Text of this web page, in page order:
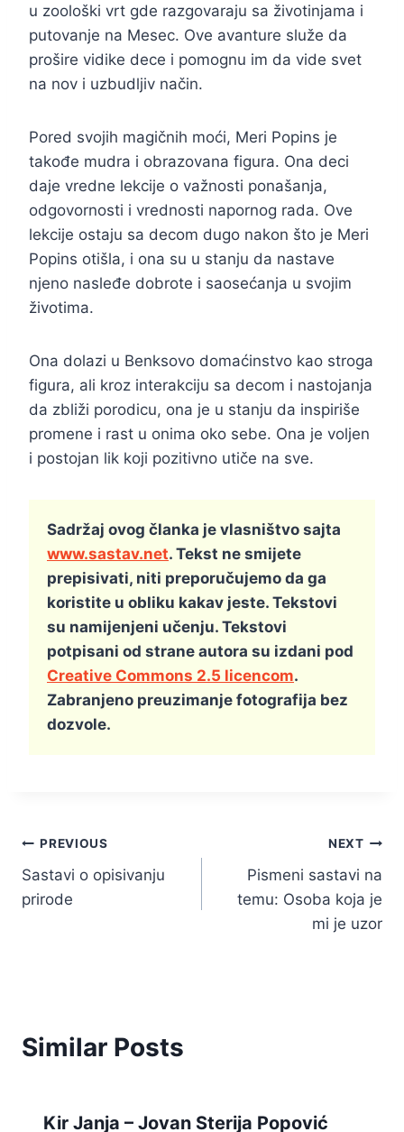
u zoološki vrt gde razgovaraju sa životinjama i
putovanje na Mesec. Ove avanture služe da
prošire vidike dece i pomognu im da vide svet
na nov i uzbudljiv način.
Pored svojih magičnih moći, Meri Popins je
takođe mudra i obrazovana figura. Ona deci
daje vredne lekcije o važnosti ponašanja,
odgovornosti i vrednosti napornog rada. Ove
lekcije ostaju sa decom dugo nakon što je Meri
Popins otišla, i ona su u stanju da nastave
njeno nasleđe dobrote i saosećanja u svojim
životima.
Ona dolazi u Benksovo domaćinstvo kao stroga
figura, ali kroz interakciju sa decom i nastojanja
da zbliži porodicu, ona je u stanju da inspiriše
promene i rast u onima oko sebe. Ona je voljen
i postojan lik koji pozitivno utiče na sve.
Sadržaj ovog članka je vlasništvo sajta
www.sastav.net. Tekst ne smijete
prepisivati, niti preporučujemo da ga
koristite u obliku kakav jeste. Tekstovi
su namijenjeni učenju. Tekstovi
potpisani od strane autora su izdani pod
Creative Commons 2.5 licencom.
Zabranjeno preuzimanje fotografija bez
dozvole.
Kretanje
članka
PREVIOUS
Sastavi o opisivanju
prirode
NEXT
Pismeni sastavi na
temu: Osoba koja je
mi je uzor
Similar Posts
Kir Janja – Jovan Sterija Popović